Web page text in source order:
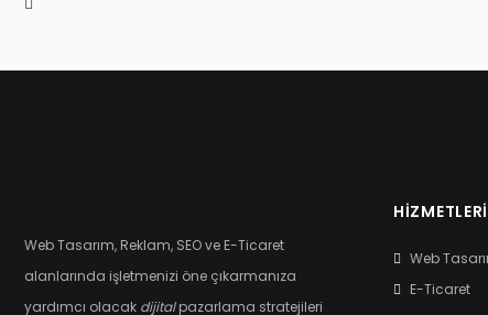
Web Tasarım, Reklam, SEO ve E-Ticaret
alanlarında işletmenizi öne çıkarmanıza
yardımcı olacak dijitalpazarlama stratejileri
Web
E-Ticaret